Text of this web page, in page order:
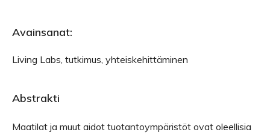
Avainsanat:
Living Labs, tutkimus, yhteiskehittäminen
Abstrakti
Maatilat ja muut aidot tuotantoympäristöt ovat oleellisia